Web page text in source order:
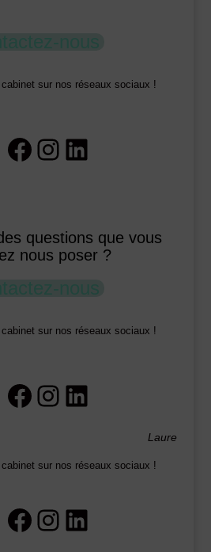
nous
sur nos réseaux sociaux !
Facebook
Instagram
LinkedIn
questions que vous
nous poser ?
nous
sur nos réseaux sociaux !
Facebook
Instagram
LinkedIn
Laure
sur nos réseaux sociaux !
Facebook
Instagram
LinkedIn